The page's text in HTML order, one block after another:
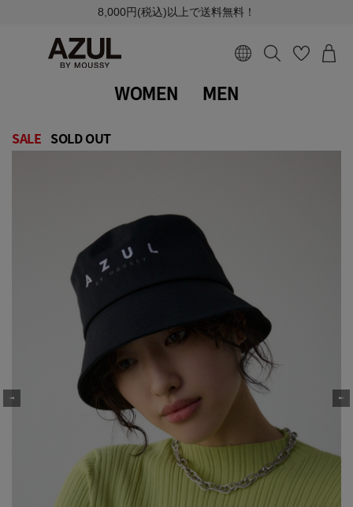
8,000円(税込)以上で送料無料！
WOMEN MEN
SALE SOLD OUT